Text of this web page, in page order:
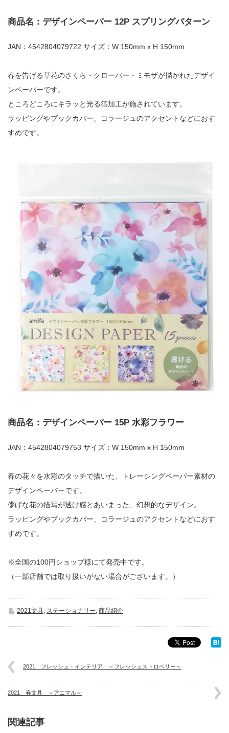
商品名：デザインペーパー 12P スプリングパターン
JAN：4542804079722 サイズ：W 150mm x H 150mm
春を告げる草花のさくら・クローバー・ミモザが描かれたデザイ
ンペーパーです。
ところどころにキラッと光る箔加工が施されています。
ラッピングやブックカバー、コラージュのアクセントなどにおす
すめです。
商品名：デザインペーパー 15P 水彩フラワー
JAN：4542804079753 サイズ：W 150mm x H 150mm
春の花々を水彩のタッチで描いた、トレーシングペーパー素材の
デザインペーパーです。
儚げな花の描写が透け感とあいまった、幻想的なデザイン。
ラッピングやブックカバー、コラージュのアクセントなどにおす
すめです。
※全国の100円ショップ様にて発売中です。
（一部店舗では取り扱いがない場合がございます。）
2021文具, ステーショナリー, 商品紹介
2021 フレッシュ・インテリア ～フレッシュストロベリー～
2021 春文具 ～アニマル～
関連記事